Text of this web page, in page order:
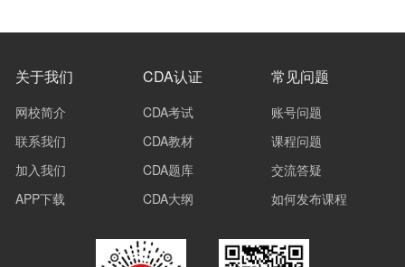
关于我们
网校简介
联系我们
加入我们
APP下载
CDA认证
CDA考试
CDA教材
CDA题库
CDA大纲
常见问题
账号问题
课程问题
交流答疑
如何发布课程